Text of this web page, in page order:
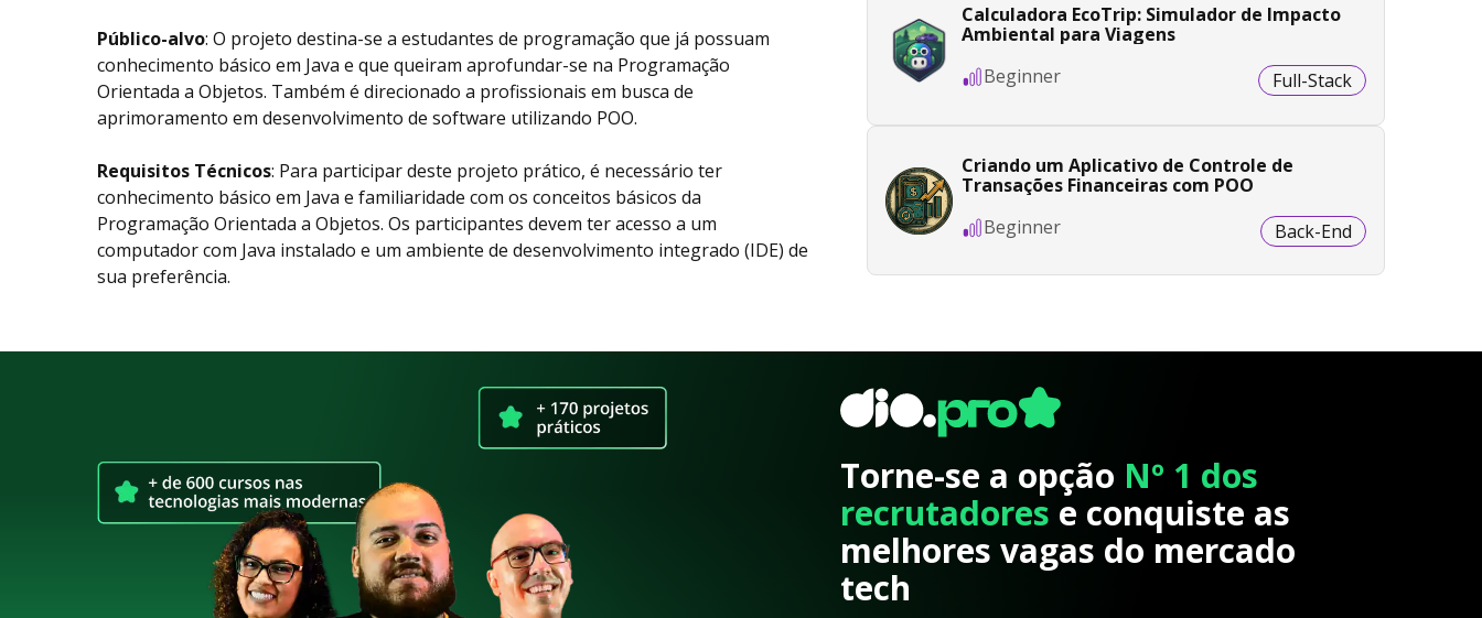
Público-alvo: O projeto destina-se a estudantes de programação que já possuam
conhecimento básico em Java e que queiram aprofundar-se na Programação
Orientada a Objetos. Também é direcionado a profissionais em busca de
aprimoramento em desenvolvimento de software utilizando POO.
Requisitos Técnicos: Para participar deste projeto prático, é necessário ter
conhecimento básico em Java e familiaridade com os conceitos básicos da
Programação Orientada a Objetos. Os participantes devem ter acesso a um
computador com Java instalado e um ambiente de desenvolvimento integrado (IDE) de
sua preferência.
Calculadora EcoTrip: Simulador de Impacto
Ambiental para Viagens
Beginner
Full-Stack
Criando um Aplicativo de Controle de
Transações Financeiras com POO
Beginner
Back-End
Torne-se a opção Nº 1 dos
recrutadores e conquiste as
melhores vagas do mercado
tech